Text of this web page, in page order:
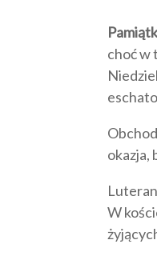
choć w
okazja,
W